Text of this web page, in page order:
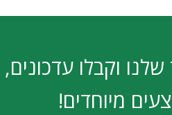
וקבלו עדכונים,
מיוחדים!